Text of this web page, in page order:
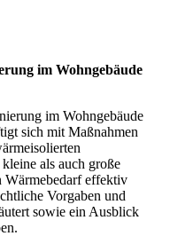
im Wohngebäude
im Wohngebäude
sich mit Maßnahmen
als auch große
Wärmebedarf effektiv
Vorgaben und
sowie ein Ausblick